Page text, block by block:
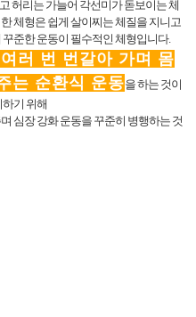
허리는 가늘어 각선미가 돋보이는 체
체형은 쉽게 살이찌는 체질을 지니고
준한 운동이 필수적인 체형입니다.
러 번 번갈아 가며 몸
는 순환식 운동을 하는 것이
기 위해
심장 강화 운동을 꾸준히 병행하는 것